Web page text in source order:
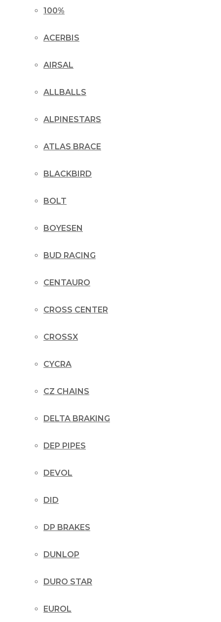
100%
ACERBIS
AIRSAL
ALLBALLS
ALPINESTARS
ATLAS BRACE
BLACKBIRD
BOLT
BOYESEN
BUD RACING
CENTAURO
CROSS CENTER
CROSSX
CYCRA
CZ CHAINS
DELTA BRAKING
DEP PIPES
DEVOL
DID
DP BRAKES
DUNLOP
DURO STAR
EUROL